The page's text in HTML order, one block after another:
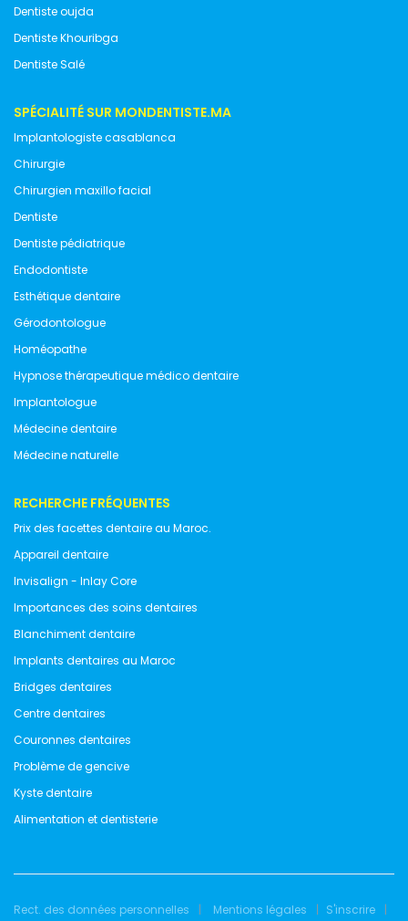
Dentiste oujda
Dentiste Khouribga
Dentiste Salé
SPÉCIALITÉ SUR MONDENTISTE.MA
Implantologiste casablanca
Chirurgie
Chirurgien maxillo facial
Dentiste
Dentiste pédiatrique
Endodontiste
Esthétique dentaire
Gérodontologue
Homéopathe
Hypnose thérapeutique médico dentaire
Implantologue
Médecine dentaire
Médecine naturelle
RECHERCHE FRÉQUENTES
Prix des facettes dentaire au Maroc.
Appareil dentaire
Invisalign - Inlay Core
Importances des soins dentaires
Blanchiment dentaire
Implants dentaires au Maroc
Bridges dentaires
Centre dentaires
Couronnes dentaires
Problème de gencive
Kyste dentaire
Alimentation et dentisterie
Rect. des données personnelles Mentions légales S'inscrire